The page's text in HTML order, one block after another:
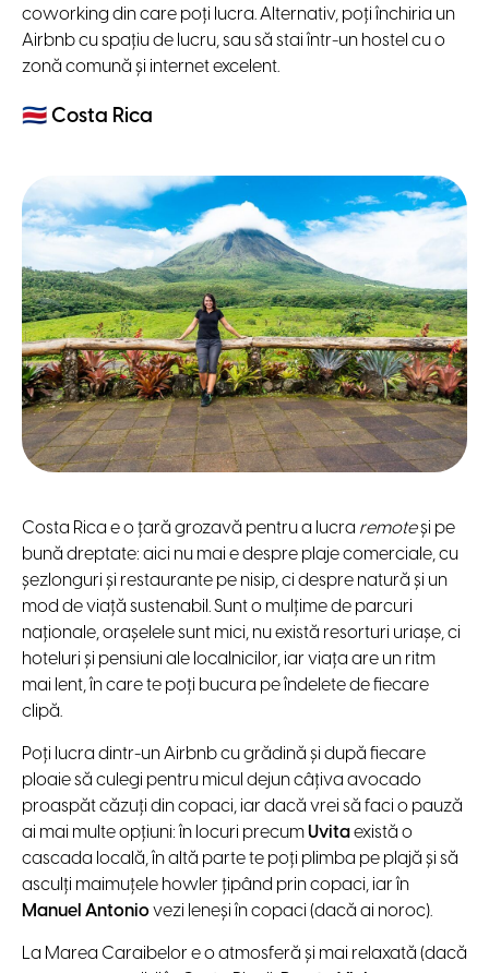
coworking din care poți lucra. Alternativ, poți închiria un
Airbnb cu spațiu de lucru, sau să stai într-un hostel cu o
zonă comună și internet excelent.
🇨🇷 Costa Rica
Costa Rica e o țară grozavă pentru a lucra remoteși pe
bună dreptate: aici nu mai e despre plaje comerciale, cu
șezlonguri și restaurante pe nisip, ci despre natură și un
mod de viață sustenabil. Sunt o mulțime de parcuri
naționale, orașelele sunt mici, nu există resorturi uriașe, ci
hoteluri și pensiuni ale localnicilor, iar viața are un ritm
mai lent, în care te poți bucura pe îndelete de fiecare
clipă.
Poți lucra dintr-un Airbnb cu grădină și după fiecare
ploaie să culegi pentru micul dejun câțiva avocado
proaspăt căzuți din copaci, iar dacă vrei să faci o pauză
ai mai multe opțiuni: în locuri precumUvitaexistă o
cascada locală, în altă parte te poți plimba pe plajă și să
asculți maimuțele howler țipând prin copaci, iar în
Manuel Antoniovezi leneși în copaci (dacă ai noroc).
La Marea Caraibelor e o atmosferă și mai relaxată (dacă